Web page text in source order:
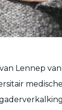
Lennep van